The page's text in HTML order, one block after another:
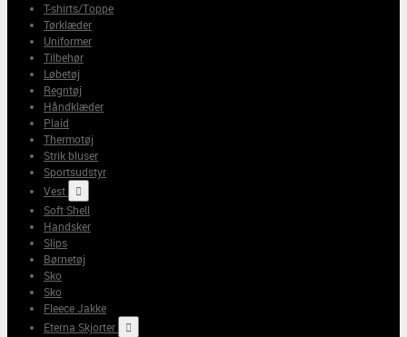
T-shirts/Toppe
Tørklæder
Uniformer
Tilbehør
Løbetøj
Regntøj
Håndklæder
Plaid
Thermotøj
Strik bluser
Sportsudstyr
Vest

Soft Shell
Handsker
Slips
Børnetøj
Sko
Sko
Fleece Jakke
Eterna Skjorter
